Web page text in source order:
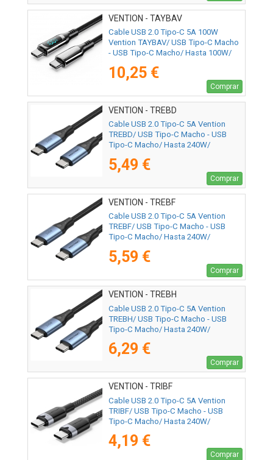
VENTION - TAYBAV
Cable USB 2.0 Tipo-C 5A 100W
Vention TAYBAV/ USB Tipo-C Macho
- USB Tipo-C Macho/ Hasta 100W/
Negro
10,25 €
Comprar
VENTION - TREBD
Cable USB 2.0 Tipo-C 5A Vention
TREBD/ USB Tipo-C Macho - USB
Tipo-C Macho/ Hasta 240W/
5,49 €
Comprar
VENTION - TREBF
Cable USB 2.0 Tipo-C 5A Vention
TREBF/ USB Tipo-C Macho - USB
Tipo-C Macho/ Hasta 240W/
5,59 €
Comprar
VENTION - TREBH
Cable USB 2.0 Tipo-C 5A Vention
TREBH/ USB Tipo-C Macho - USB
Tipo-C Macho/ Hasta 240W/
6,29 €
Comprar
VENTION - TRIBF
Cable USB 2.0 Tipo-C 5A Vention
TRIBF/ USB Tipo-C Macho - USB
Tipo-C Macho/ Hasta 240W/
4,19 €
Comprar